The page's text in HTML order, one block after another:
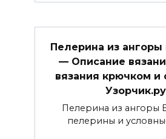
Пелерина из ангоры
— Описание
вязания крючком и
Узорчик.ру
Пелерина из ангоры
пелерины и